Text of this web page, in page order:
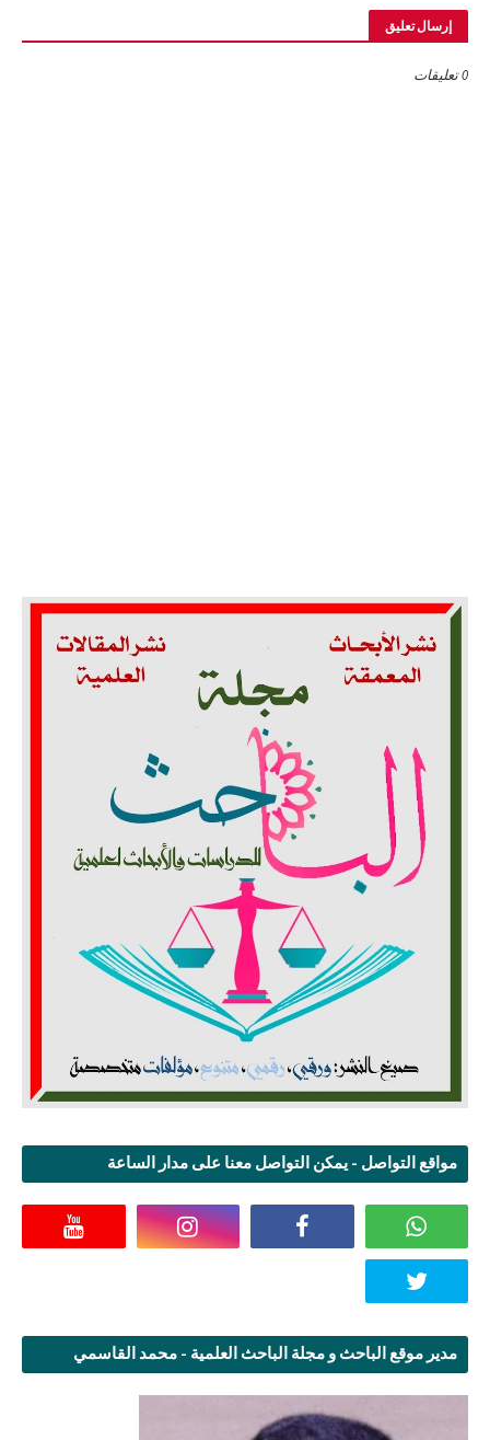
إرسال تعليق
0 تعليقات
مواقع التواصل - يمكن التواصل معنا على مدار الساعة
مدير موقع الباحث و مجلة الباحث العلمية - محمد القاسمي